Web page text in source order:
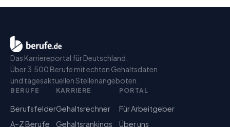
Das Karriereportal für Deutschland.
Über 3.500 Berufe mit echten Gehaltsdaten
und tagesaktuellen Stellenangeboten.
BERUFE
Berufsfelder
A–Z Berufe
KARRIERE
Gehaltsrechner
Gehaltsrankings
PORTAL
Für Arbeitgeber
Über uns